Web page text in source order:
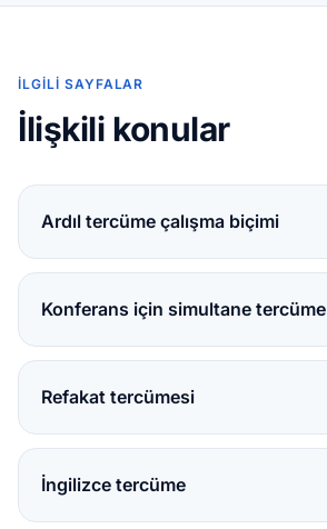
İLGILI SAYFALAR
İlişkili konular
Ardıl tercüme çalışma biçimi
Konferans için simultane tercüme
Refakat tercümesi
İngilizce tercüme